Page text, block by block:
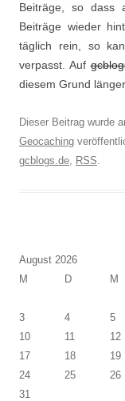
Beiträge, so dass
Beiträge wieder
täglich rein, so
verpasst. Auf
diesem Grund
Dieser Beitrag wurde
Geocaching
gcblogs.de, RSS.
August 2026
M
D M
3
4 5
10
11 12
17
18 19
24
25 26
31